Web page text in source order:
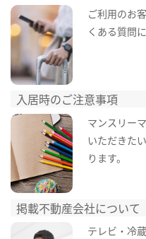
ご利用のお
くある質問
入居時のご注意事項
マンスリー
いただきた
ります。
掲載不動産会社について
テレビ・冷